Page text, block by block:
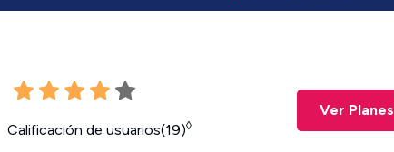
Calificación de usuarios(19)◊
Ver Planes